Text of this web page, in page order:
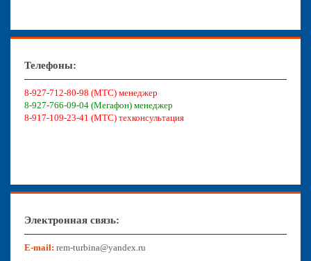
Телефоны:
8-927-712-80-98 (МТС) менеджер
8-927-766-09-04 (Мегафон) менеджер
8-917-109-23-41 (МТС) техконсультация
Электронная связь:
E-mail: rem-turbina@yandex.ru